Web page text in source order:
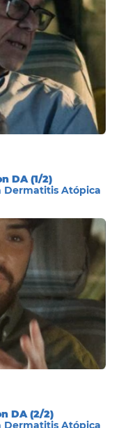
DA (1/2)
Dermatitis Atópica
DA (2/2)
Dermatitis Atópica